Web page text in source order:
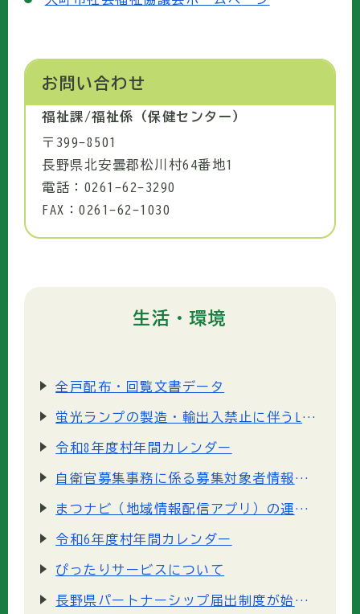
お問い合わせ
福祉課/福祉係（保健センター）
〒399-8501
長野県北安曇郡松川村64番地1
電話：0261-62-3290
FAX：0261-62-1030
生活・環境
全戸配布・回覧文書データ
蛍光ランプの製造・輸出入禁止に伴うLED照明への変更のお願い
令和8年度村年間カレンダー
自衛官募集事務に係る募集対象者情報の提供について
まつナビ（地域情報配信アプリ）の運用開始について
令和6年度村年間カレンダー
ぴったりサービスについて
長野県パートナーシップ届出制度が始まりました